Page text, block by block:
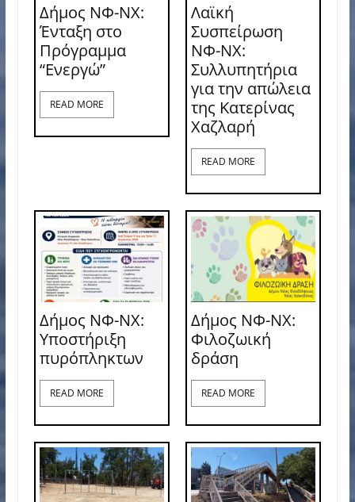
Δήμος ΝΦ-ΝΧ:
Ένταξη στο
Πρόγραμμα
“Ενεργώ”
READ MORE
Λαϊκή
Συσπείρωση
ΝΦ-ΝΧ:
Συλλυπητήρια
για την απώλεια
της Κατερίνας
Χαζλαρή
READ MORE
Δήμος ΝΦ-ΝΧ:
Υποστήριξη
πυρόπληκτων
READ MORE
Δήμος ΝΦ-ΝΧ:
Φιλοζωική
δράση
READ MORE